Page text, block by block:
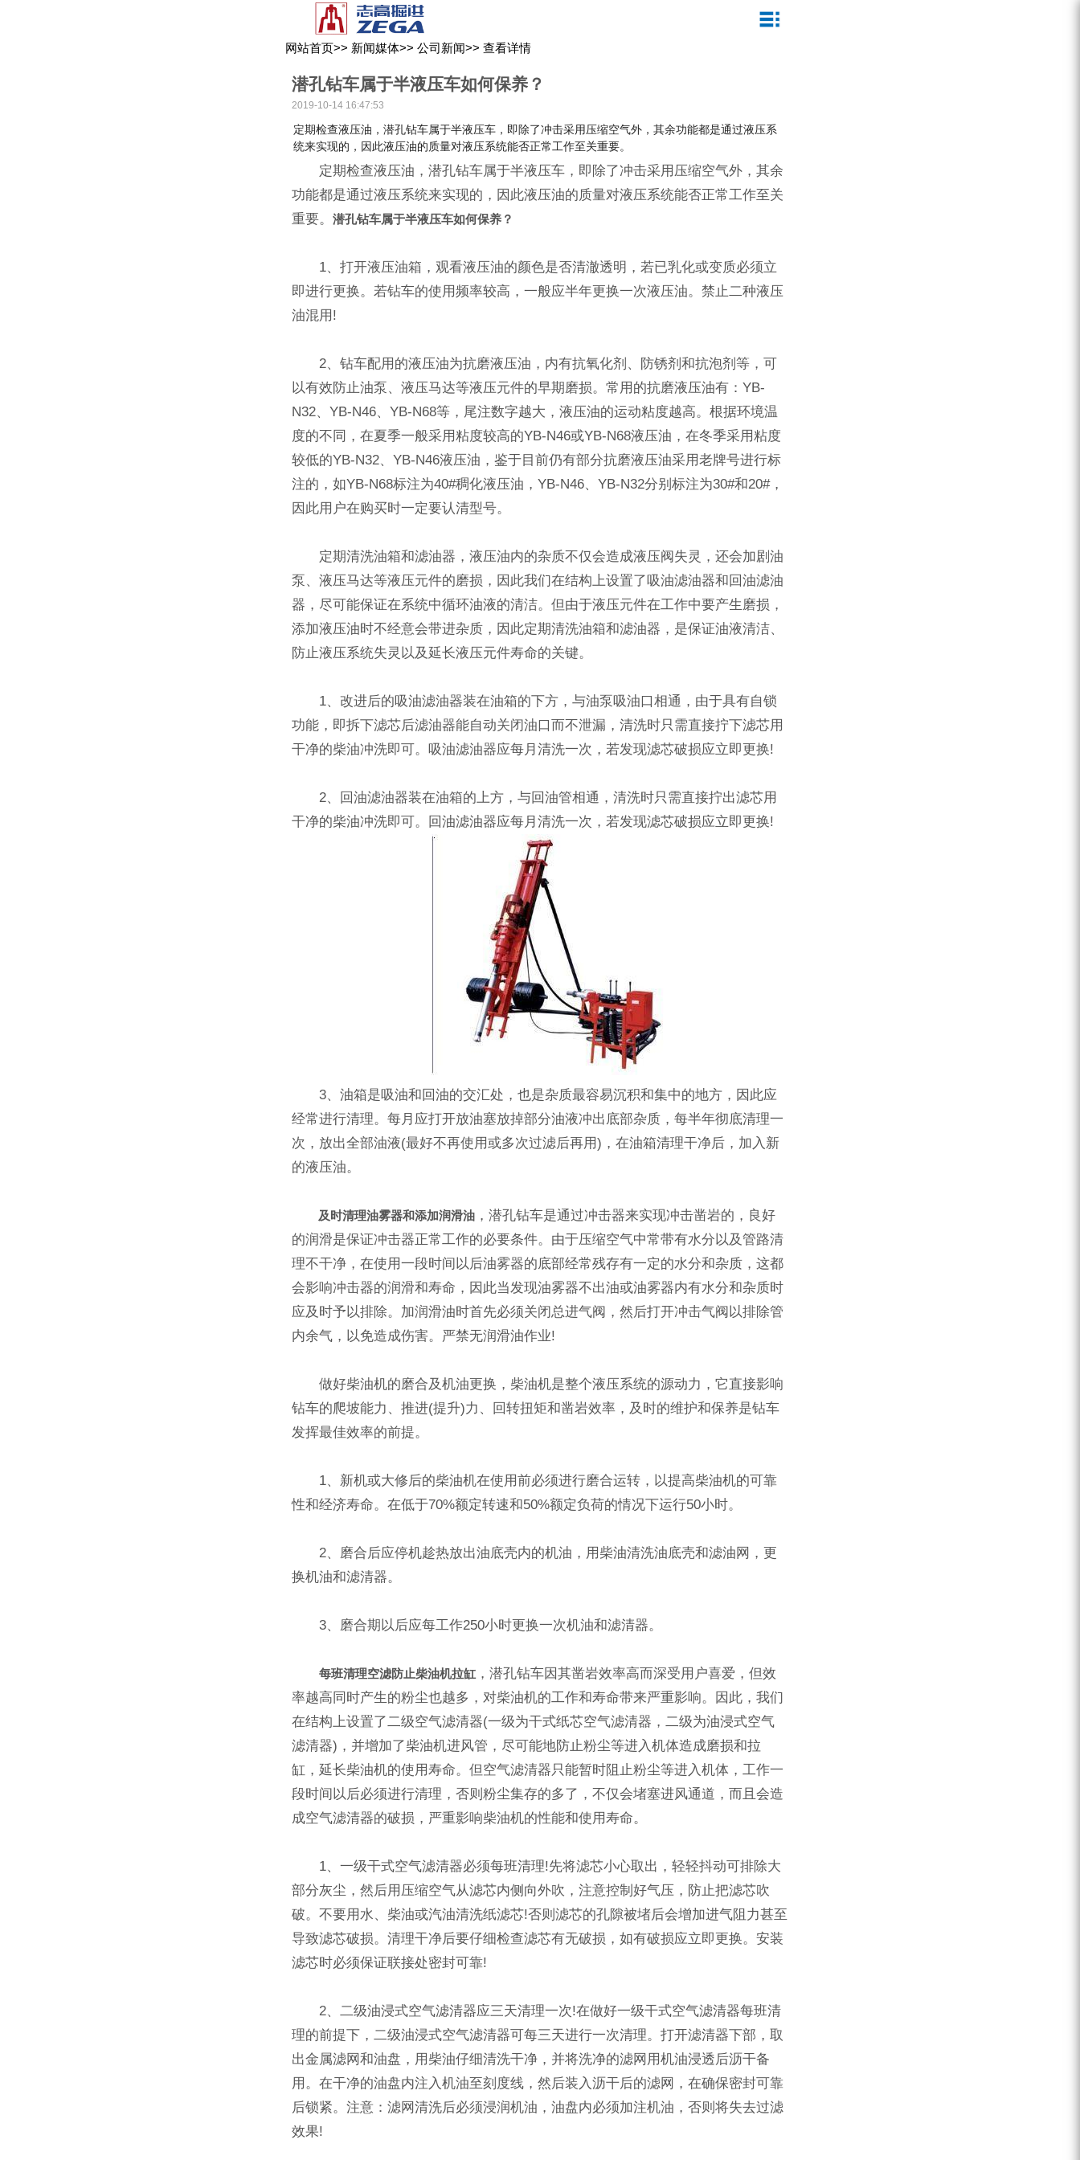
ZEGA小型一体式露天钻机
ZEGA全液压顶锤钻机
ZEGA水井钻机
锚固钻机系列
FY水井钻车系列
ZEGA分体式露天钻机
水井专用螺杆空压机
螺杆式空气压缩机
网站首页>> 新闻媒体>> 公司新闻>> 查看详情
潜孔钻车属于半液压车如何保养？
2019-10-14 16:47:53
定期检查液压油，潜孔钻车属于半液压车，即除了冲击采用压缩空气外，其余功能都是通过液压系
统来实现的，因此液压油的质量对液压系统能否正常工作至关重要。
定期检查液压油，潜孔钻车属于半液压车，即除了冲击采用压缩空气外，其余
功能都是通过液压系统来实现的，因此液压油的质量对液压系统能否正常工作至关
重要。潜孔钻车属于半液压车如何保养？
1、打开液压油箱，观看液压油的颜色是否清澈透明，若已乳化或变质必须立
即进行更换。若钻车的使用频率较高，一般应半年更换一次液压油。禁止二种液压
油混用!
2、钻车配用的液压油为抗磨液压油，内有抗氧化剂、防锈剂和抗泡剂等，可
以有效防止油泵、液压马达等液压元件的早期磨损。常用的抗磨液压油有：YB-
N32、YB-N46、YB-N68等，尾注数字越大，液压油的运动粘度越高。根据环境温
度的不同，在夏季一般采用粘度较高的YB-N46或YB-N68液压油，在冬季采用粘度
较低的YB-N32、YB-N46液压油，鉴于目前仍有部分抗磨液压油采用老牌号进行标
注的，如YB-N68标注为40#稠化液压油，YB-N46、YB-N32分别标注为30#和20#，
因此用户在购买时一定要认清型号。
定期清洗油箱和滤油器，液压油内的杂质不仅会造成液压阀失灵，还会加剧油
泵、液压马达等液压元件的磨损，因此我们在结构上设置了吸油滤油器和回油滤油
器，尽可能保证在系统中循环油液的清洁。但由于液压元件在工作中要产生磨损，
添加液压油时不经意会带进杂质，因此定期清洗油箱和滤油器，是保证油液清洁、
防止液压系统失灵以及延长液压元件寿命的关键。
1、改进后的吸油滤油器装在油箱的下方，与油泵吸油口相通，由于具有自锁
功能，即拆下滤芯后滤油器能自动关闭油口而不泄漏，清洗时只需直接拧下滤芯用
干净的柴油冲洗即可。吸油滤油器应每月清洗一次，若发现滤芯破损应立即更换!
2、回油滤油器装在油箱的上方，与回油管相通，清洗时只需直接拧出滤芯用
干净的柴油冲洗即可。回油滤油器应每月清洗一次，若发现滤芯破损应立即更换!
3、油箱是吸油和回油的交汇处，也是杂质最容易沉积和集中的地方，因此应
经常进行清理。每月应打开放油塞放掉部分油液冲出底部杂质，每半年彻底清理一
次，放出全部油液(最好不再使用或多次过滤后再用)，在油箱清理干净后，加入新
的液压油。
及时清理油雾器和添加润滑油 ，潜孔钻车是通过冲击器来实现冲击凿岩的，良好
的润滑是保证冲击器正常工作的必要条件。由于压缩空气中常带有水分以及管路清
理不干净，在使用一段时间以后油雾器的底部经常残存有一定的水分和杂质，这都
会影响冲击器的润滑和寿命，因此当发现油雾器不出油或油雾器内有水分和杂质时
应及时予以排除。加润滑油时首先必须关闭总进气阀，然后打开冲击气阀以排除管
内余气，以免造成伤害。严禁无润滑油作业!
做好柴油机的磨合及机油更换，柴油机是整个液压系统的源动力，它直接影响
钻车的爬坡能力、推进(提升)力、回转扭矩和凿岩效率，及时的维护和保养是钻车
发挥最佳效率的前提。
1、新机或大修后的柴油机在使用前必须进行磨合运转，以提高柴油机的可靠
性和经济寿命。在低于70%额定转速和50%额定负荷的情况下运行50小时。
2、磨合后应停机趁热放出油底壳内的机油，用柴油清洗油底壳和滤油网，更
换机油和滤清器。
3、磨合期以后应每工作250小时更换一次机油和滤清器。
每班清理空滤防止柴油机拉缸 ，潜孔钻车因其凿岩效率高而深受用户喜爱，但效
率越高同时产生的粉尘也越多，对柴油机的工作和寿命带来严重影响。因此，我们
在结构上设置了二级空气滤清器(一级为干式纸芯空气滤清器，二级为油浸式空气
滤清器)，并增加了柴油机进风管，尽可能地防止粉尘等进入机体造成磨损和拉
缸，延长柴油机的使用寿命。但空气滤清器只能暂时阻止粉尘等进入机体，工作一
段时间以后必须进行清理，否则粉尘集存的多了，不仅会堵塞进风通道，而且会造
成空气滤清器的破损，严重影响柴油机的性能和使用寿命。
1、一级干式空气滤清器必须每班清理!先将滤芯小心取出，轻轻抖动可排除大
部分灰尘，然后用压缩空气从滤芯内侧向外吹，注意控制好气压，防止把滤芯吹
破。不要用水、柴油或汽油清洗纸滤芯!否则滤芯的孔隙被堵后会增加进气阻力甚至
导致滤芯破损。清理干净后要仔细检查滤芯有无破损，如有破损应立即更换。安装
滤芯时必须保证联接处密封可靠!
2、二级油浸式空气滤清器应三天清理一次!在做好一级干式空气滤清器每班清
理的前提下，二级油浸式空气滤清器可每三天进行一次清理。打开滤清器下部，取
出金属滤网和油盘，用柴油仔细清洗干净，并将洗净的滤网用机油浸透后沥干备
用。在干净的油盘内注入机油至刻度线，然后装入沥干后的滤网，在确保密封可靠
后锁紧。注意：滤网清洗后必须浸润机油，油盘内必须加注机油，否则将失去过滤
效果!